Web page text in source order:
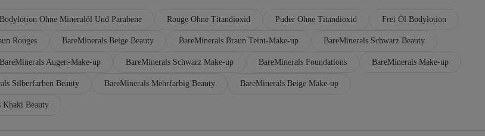
Bodylotion Ohne Mineralöl Und Parabene Rouge Ohne Titandioxid Puder Ohne Titandioxid Frei Öl Bodylotion
Rouges BareMinerals Beige Beauty BareMinerals Braun Teint-Make-up BareMinerals Schwarz Beauty
BareMinerals Augen-Make-up BareMinerals Schwarz Make-up BareMinerals Foundations BareMinerals Make-up
Silberfarben Beauty BareMinerals Mehrfarbig Beauty BareMinerals Beige Make-up
Khaki Beauty